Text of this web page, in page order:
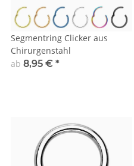
Segmentring Clicker aus
Chirurgenstahl
ab 8,95 € *